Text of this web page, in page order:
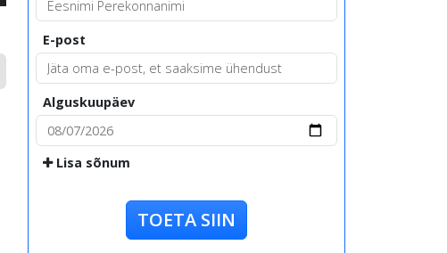
E-post
Alguskuupäev
Lisa sõnum
TOETA SIIN